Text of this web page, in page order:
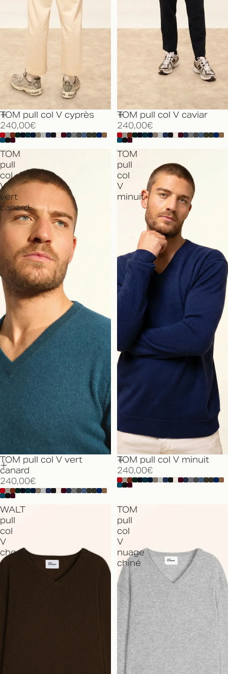
TOM pull col V cyprès
240,00€
TOM pull col V caviar
240,00€
TOM
pull
col
V
vert
canard
TOM pull col V vert
canard
240,00€
TOM
pull
col
V
minuit
TOM pull col V minuit
240,00€
WALT
pull
col
V
choco
TOM
pull
col
V
nuage
chiné